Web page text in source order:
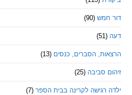
(90)
הסברים, כנסים (13)
סביבה (25)
לקרינה בבית הספר (7)